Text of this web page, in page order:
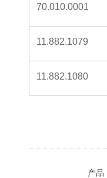
70.010.0001
11.882.1079
11.882.1080
产品